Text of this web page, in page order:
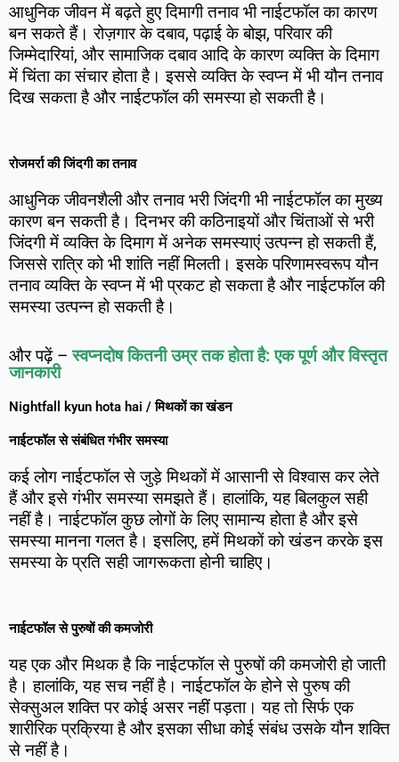
आधुनिक जीवन में बढ़ते हुए दिमागी तनाव भी नाईटफॉल का कारण
बन सकते हैं। रोज़गार के दबाव, पढ़ाई के बोझ, परिवार की
जिम्मेदारियां, और सामाजिक दबाव आदि के कारण व्यक्ति के दिमाग
में चिंता का संचार होता है। इससे व्यक्ति के स्वप्न में भी यौन तनाव
दिख सकता है और नाईटफॉल की समस्या हो सकती है।
रोजमर्रा की जिंदगी का तनाव
आधुनिक जीवनशैली और तनाव भरी जिंदगी भी नाईटफॉल का मुख्य
कारण बन सकती है। दिनभर की कठिनाइयों और चिंताओं से भरी
जिंदगी में व्यक्ति के दिमाग में अनेक समस्याएं उत्पन्न हो सकती हैं,
जिससे रात्रि को भी शांति नहीं मिलती। इसके परिणामस्वरूप यौन
तनाव व्यक्ति के स्वप्न में भी प्रकट हो सकता है और नाईटफॉल की
समस्या उत्पन्न हो सकती है।
और पढ़ें –स्वप्नदोष कितनी उम्र तक होता है: एक पूर्ण और विस्तृत
जानकारी
Nightfall kyun hota hai / मिथकों का खंडन
नाईटफॉल से संबंधित गंभीर समस्या
कई लोग नाईटफॉल से जुड़े मिथकों में आसानी से विश्वास कर लेते
हैं और इसे गंभीर समस्या समझते हैं। हालांकि, यह बिलकुल सही
नहीं है। नाईटफॉल कुछ लोगों के लिए सामान्य होता है और इसे
समस्या मानना गलत है। इसलिए, हमें मिथकों को खंडन करके इस
समस्या के प्रति सही जागरूकता होनी चाहिए।
नाईटफॉल से पुरुषों की कमजोरी
यह एक और मिथक है कि नाईटफॉल से पुरुषों की कमजोरी हो जाती
है। हालांकि, यह सच नहीं है। नाईटफॉल के होने से पुरुष की
सेक्सुअल शक्ति पर कोई असर नहीं पड़ता। यह तो सिर्फ एक
शारीरिक प्रक्रिया है और इसका सीधा कोई संबंध उसके यौन शक्ति
से नहीं है।